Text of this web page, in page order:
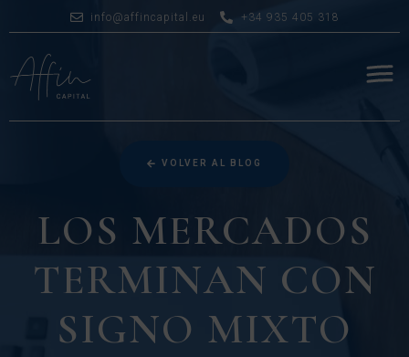
info@affincapital.eu +34 935 405 318
VOLVER AL BLOG
LOS MERCADOS
TERMINAN CON
SIGNO MIXTO